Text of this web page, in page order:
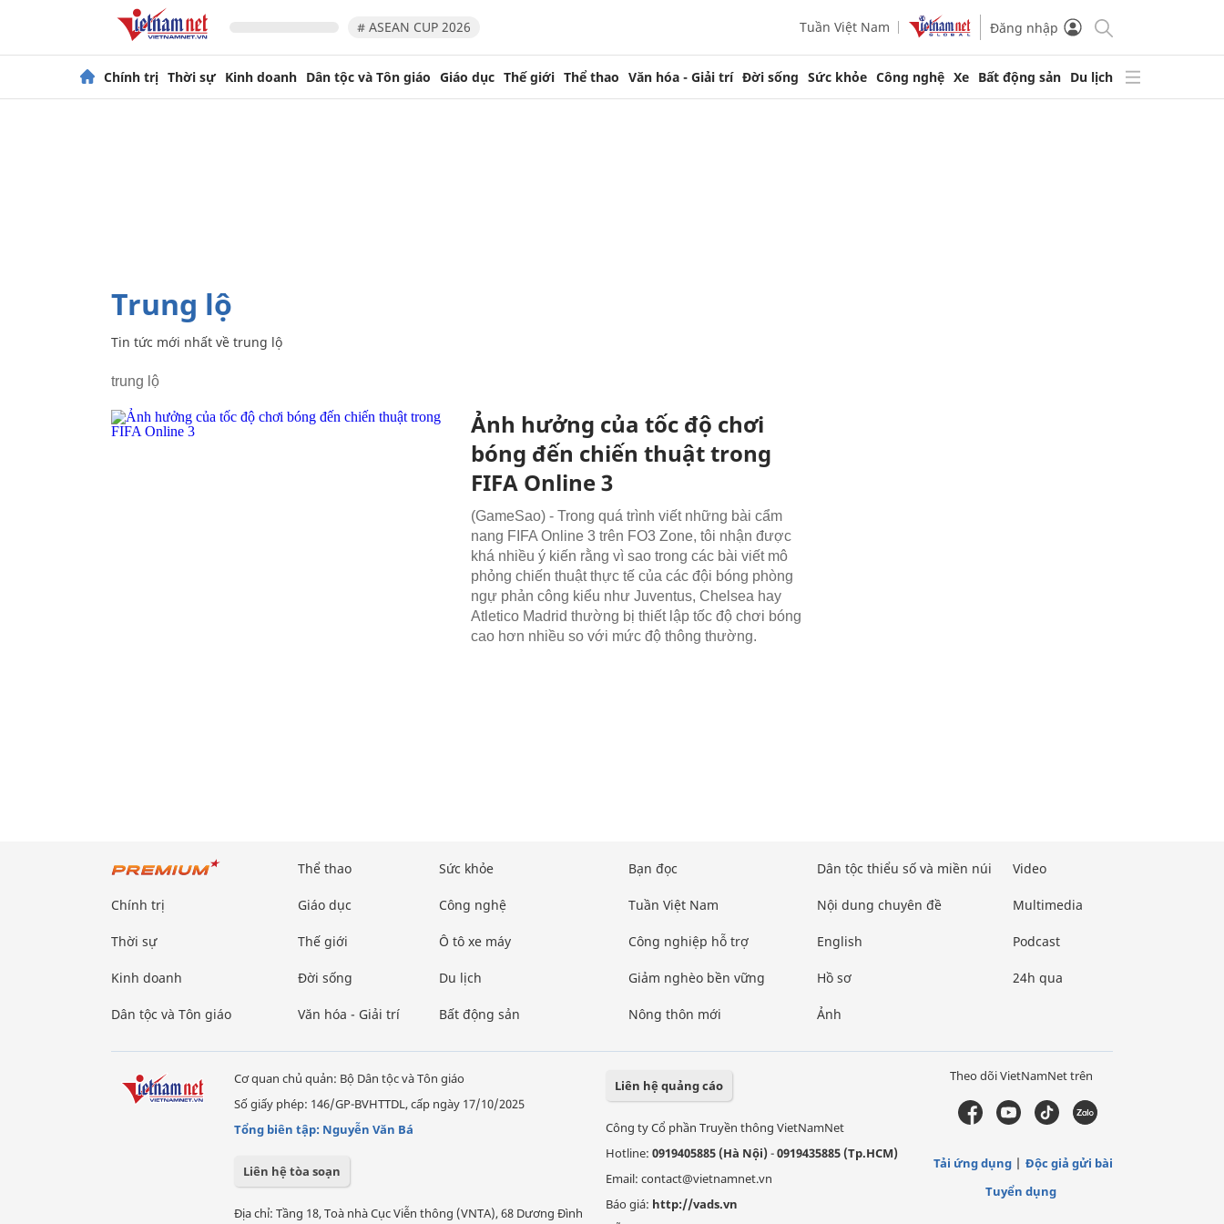
# ASEAN CUP 2026 Tuần Việt Nam Đăng nhập
Chính trị Thời sự Kinh doanh Dân tộc và Tôn giáo Giáo dục Thế giới Thể thao Văn hóa - Giải trí Đời sống Sức khỏe Công nghệ Xe Bất động sản Du lịch
trung lộ
Tin tức mới nhất về trung lộ
trung lộ
Ảnh hưởng của tốc độ chơi
bóng đến chiến thuật trong
FIFA Online 3
(GameSao) - Trong quá trình viết những bài cẩm
nang FIFA Online 3 trên FO3 Zone, tôi nhận được
khá nhiều ý kiến rằng vì sao trong các bài viết mô
phỏng chiến thuật thực tế của các đội bóng phòng
ngự phản công kiểu như Juventus, Chelsea hay
Atletico Madrid thường bị thiết lập tốc độ chơi bóng
cao hơn nhiều so với mức độ thông thường.
Chính trị
Thời sự
Kinh doanh
Dân tộc và Tôn giáo
Thể thao
Giáo dục
Thế giới
Đời sống
Văn hóa - Giải trí
Sức khỏe
Công nghệ
Ô tô xe máy
Du lịch
Bất động sản
Bạn đọc
Tuần Việt Nam
Công nghiệp hỗ trợ
Giảm nghèo bền vững
Nông thôn mới
Dân tộc thiểu số và miền núi
Nội dung chuyên đề
English
Hồ sơ
Ảnh
Video
Multimedia
Podcast
24h qua
Cơ quan chủ quản: Bộ Dân tộc và Tôn giáo
Số giấy phép: 146/GP-BVHTTDL, cấp ngày 17/10/2025
Tổng biên tập: Nguyễn Văn Bá
Liên hệ tòa soạn
Địa chỉ: Tầng 18, Toà nhà Cục Viễn thông (VNTA), 68 Dương Đình
Liên hệ quảng cáo
Công ty Cổ phần Truyền thông VietNamNet
Hotline: 0919405885 (Hà Nội)-0919435885 (Tp.HCM)
Email: contact@vietnamnet.vn
Báo giá: http://vads.vn
Theo dõi VietNamNet trên
Tải ứng dụng
Độc giả gửi bài
Tuyển dụng